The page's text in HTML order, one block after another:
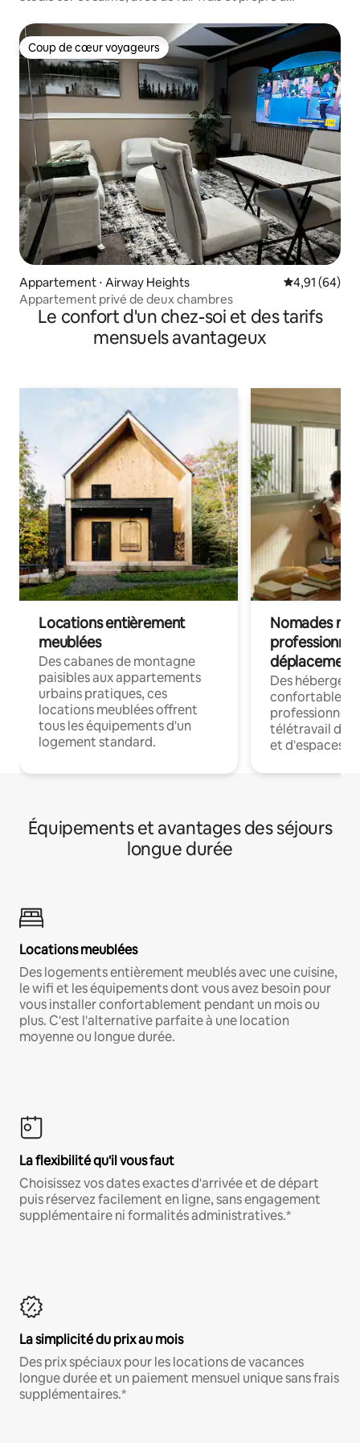
Coup de cœur voyageurs
Coup de cœur voyageurs
Appartement ⋅ Airway Heights Évaluation
4,91 (64)
Appartement privé de deux chambres
Le confort d'un chez-soi et des tarifs
mensuels avantageux
Locations entièrement
meublées
Des cabanes de montagne
paisibles aux appartements
urbains pratiques, ces
locations meublées offrent
tous les équipements d'un
logement standard.
Nomades
déplacement
Des
confortables
professionnels
télétravail
et d'espaces
Équipements et avantages des séjours
longue durée
Locations meublées
Des logements entièrement meublés avec une cuisine,
le wifi et les équipements dont vous avez besoin pour
vous installer confortablement pendant un mois ou
plus. C'est l'alternative parfaite à une location
moyenne ou longue durée.
La flexibilité qu'il vous faut
Choisissez vos dates exactes d'arrivée et de départ
puis réservez facilement en ligne, sans engagement
supplémentaire ni formalités administratives.*
La simplicité du prix au mois
Des prix spéciaux pour les locations de vacances
longue durée et un paiement mensuel unique sans frais
supplémentaires.*